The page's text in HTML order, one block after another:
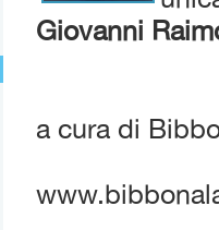
Giovanni
a cura di